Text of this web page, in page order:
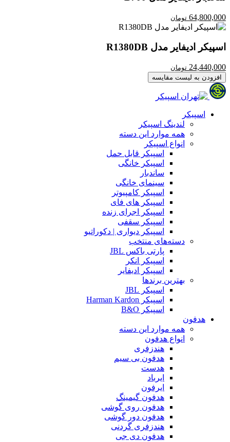
64,800,000 تومان
اسپیکر ادیفایر مدل R1380DB
24,440,000 تومان
افزودن به لیست مقایسه
اسپیکر
لندینگ اسپیکر
همه موارد این دسته
انواع اسپیکر
اسپیکر قابل حمل
اسپیکر خانگی
ساندبار
سینمای خانگی
اسپیکر کامپیوتر
اسپیکر های فای
اسپیکر اجرای زنده
اسپیکر سقفی
اسپیکر دیواری | دکوراتیو
دسته‌های منتخب
پارتی باکس JBL
اسپیکر انکر
اسپیکر ادیفایر
بهترین برندها
اسپیکر JBL
اسپیکر Harman Kardon
اسپیکر B&O
هدفون
همه موارد این دسته
انواع هدفون
هندزفری
هدفون بی سیم
هدست
ایرباد
ایرفون
هدفون گیمینگ
هدفون روی گوشی
هدفون دور گوشی
هندزفری گردنی
هدفون دی جی